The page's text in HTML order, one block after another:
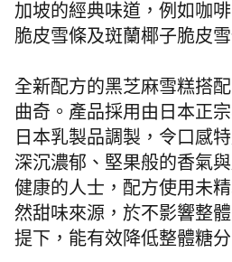
加坡的經典味道，例如咖
脆皮雪條及斑蘭椰子脆皮雪
全新配方的黑芝麻雪糕搭
曲奇。產品採用由日本正
日本乳製品調製，令口感
深沉濃郁、堅果般的香氣
健康的人士，配方使用未
然甜味來源，於不影響整
提下，能有效降低整體糖分